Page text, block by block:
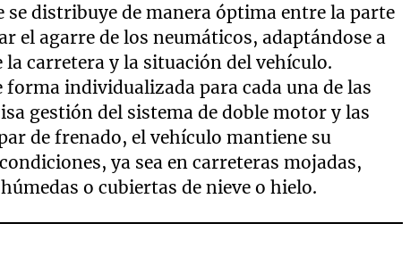
se distribuye de manera óptima entre la parte
el agarre de los neumáticos, adaptándose a
carretera y la situación del vehículo.
individualizada para cada una de las
gestión del sistema de doble motor y las
de frenado, el vehículo mantiene su
ya sea en carreteras mojadas,
o cubiertas de nieve o hielo.